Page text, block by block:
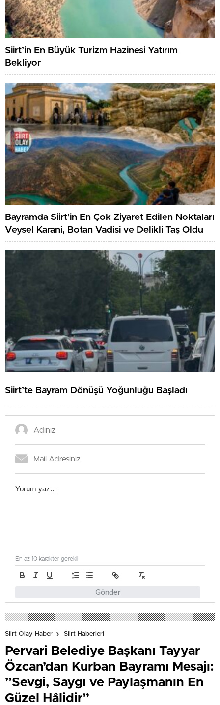
Siirt’in En Büyük Turizm Hazinesi Yatırım
Bekliyor
Bayramda Siirt’in En Çok Ziyaret Edilen Noktaları
Veysel Karani, Botan Vadisi ve Delikli Taş Oldu
Siirt’te Bayram Dönüşü Yoğunluğu Başladı
Gönder
En az 10 karakter gerekli
Siirt Olay Haber Siirt Haberleri
Pervari Belediye Başkanı Tayyar
Özcan’dan Kurban Bayramı Mesajı:
”Sevgi, Saygı ve Paylaşmanın En
Güzel Hâlidir”